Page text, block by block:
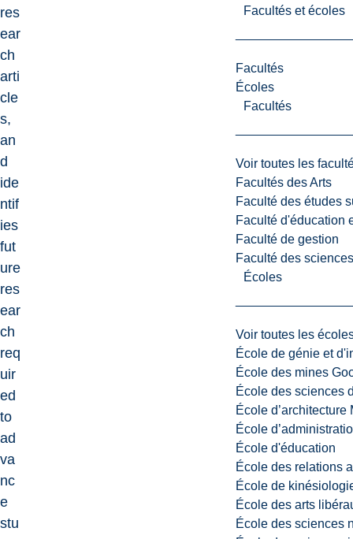
Facultés et écoles
Facultés
Écoles
Facultés
Voir toutes les
Facultés des Arts
Faculté des études
Faculté d'éducation
Faculté de gestion
Faculté des
Écoles
Voir toutes les
École de génie et
École des mines
École des sciences
École d’architecture
École
École d'éducation
École des relations
École de
École des arts
École des sciences
res
ear
ch
arti
cle
s,
an
d
ide
ntif
ies
fut
ure
res
ear
ch
req
uir
ed
to
ad
va
nc
e
stu